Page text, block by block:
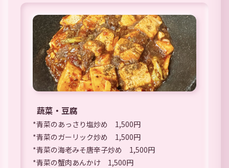
蔬菜・豆腐
*青菜のあっさり塩炒め 1,500円
*青菜のガーリック炒め 1,500円
*青菜の海老みそ唐辛子炒め 1,500円
*青菜の蟹肉あんかけ 1,500円